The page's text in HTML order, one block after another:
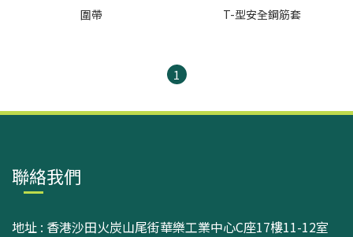
圍帶 T-型安全鋼筋套
1
聯絡我們
地址 : 香港沙田火炭山尾街華樂工業中心C座17樓11-12室